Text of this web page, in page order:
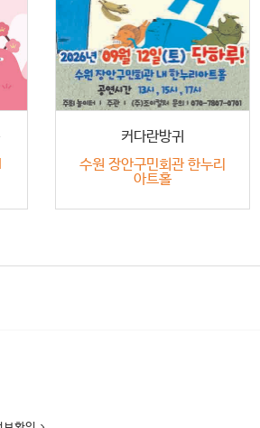
커다란방귀
수원 장안구민회관 한누리
아트홀